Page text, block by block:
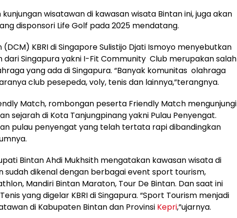
wisatawan di kawasan wisata Bintan ini, juga akan
disponsori Life Golf pada 2025 mendatang.
KBRI di Singapore Sulistijo Djati Ismoyo menyebutkan
dari Singapura yakni I-Fit Community Club merupakan salah
yang ada di Singapura. “Banyak komunitas olahraga
club pesepeda, voly, tenis dan lainnya,”terangnya.
Match, rombongan peserta Friendly Match mengunjungi
sejarah di Kota Tanjungpinang yakni Pulau Penyengat.
pulau penyengat yang telah tertata rapi dibandingkan
Bintan Ahdi Mukhsith mengatakan kawasan wisata di
sudah dikenal dengan berbagai event sport tourism,
Mandiri Bintan Maraton, Tour De Bintan. Dan saat ini
yang digelar KBRI di Singapura. “Sport Tourism menjadi
di Kabupaten Bintan dan Provinsi Kepri,”ujarnya.